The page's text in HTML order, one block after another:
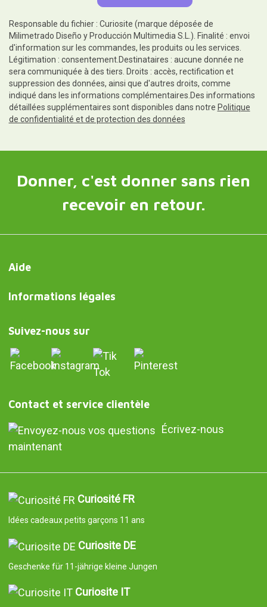
Responsable du fichier : Curiosite (marque déposée de
Milimetrado Diseño y Producción Multimedia S.L.). Finalité : envoi
d'information sur les commandes, les produits ou les services.
Légitimation : consentement.Destinataires : aucune donnée ne
sera communiquée à des tiers. Droits : accès, rectification et
suppression des données, ainsi que d'autres droits, comme
indiqué dans les informations complémentaires.Des informations
détaillées supplémentaires sont disponibles dans notre Politique
de confidentialité et de protection des données
Donner, c'est donner sans rien
recevoir en retour.
Aide
Informations légales
Suivez-nous sur
Contact et service clientèle
Écrivez-nous
maintenant
Curiosité FR
Idées cadeaux petits garçons 11 ans
Curiosite DE
Geschenke für 11-jährige kleine Jungen
Curiosite IT